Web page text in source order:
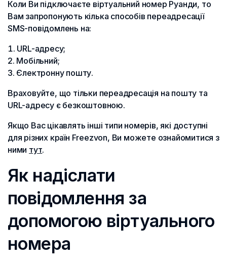
Коли Ви підключаєте віртуальний номер Руанди, то
Вам запропонують кілька способів переадресації
SMS-повідомлень на:
URL-адресу;
Мобільний;
Єлектронну пошту.
Враховуйте, що тільки переадресація на пошту та
URL-адресу є безкоштовною.
Якщо Вас цікавлять інші типи номерів, які доступні
для різних країн Freezvon, Ви можете ознайомитися з
ними тут.
Як надіслати
повідомлення за
допомогою віртуального
номера